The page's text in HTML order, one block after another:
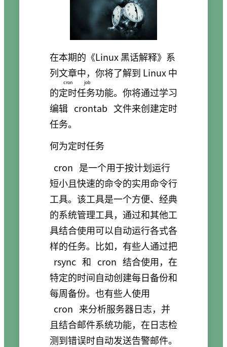
在本期的《Linux 黑话解释》系
列文章中，你将了解到 Linux 中
的定时任务
cron job
功能。你将通过学习
编辑 crontab 文件来创建定时
任务。
何为定时任务
cron 是一个用于按计划运行
短小且快速的命令的实用命令行
工具。该工具是一个方便、经典
的系统管理工具，通过和其他工
具结合使用可以自动运行各式各
样的任务。比如，有些人通过把
rsync 和 cron 结合使用，在
特定的时间自动创建每日备份和
每周备份。也有些人使用
cron 来分析服务器日志，并
且结合邮件系统功能，在日志检
测到错误时自动发送告警邮件。